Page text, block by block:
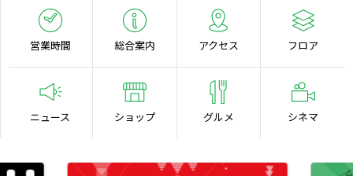
営業時間 総合案内 アクセス フロア
ニュース ショップ グルメ シネマ